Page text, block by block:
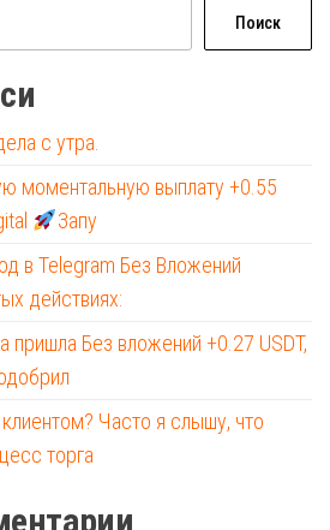
Поиск
с утра.
моментальную выплату +0.55
Запу
в Telegram Без Вложений
действиях:
пришла Без вложений +0.27 USDT,
Часто я слышу, что
торга